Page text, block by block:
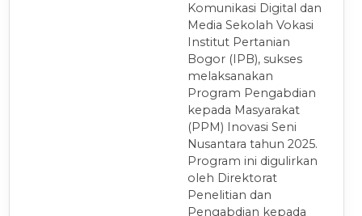
Komunikasi Digital dan
Media Sekolah Vokasi
Institut Pertanian
Bogor (IPB), sukses
melaksanakan
Program Pengabdian
kepada Masyarakat
(PPM) Inovasi Seni
Nusantara tahun 2025.
Program ini digulirkan
oleh Direktorat
Penelitian dan
Pengabdian kepada